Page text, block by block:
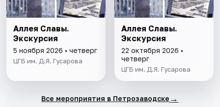
Аллея Славы.
Экскурсия
5 ноября 2026 • четверг
ЦГБ им. Д.Я. Гусарова
Аллея Славы.
Экскурсия
22 октября 2026 •
четверг
ЦГБ им. Д.Я. Гусарова
Все мероприятия в Петрозаводске →